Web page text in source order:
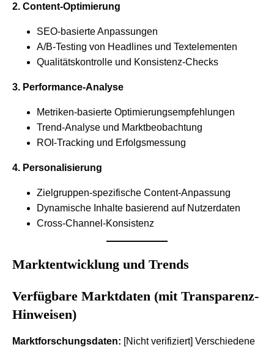
2. Content-Optimierung
SEO-basierte Anpassungen
A/B-Testing von Headlines und Textelementen
Qualitätskontrolle und Konsistenz-Checks
3. Performance-Analyse
Metriken-basierte Optimierungsempfehlungen
Trend-Analyse und Marktbeobachtung
ROI-Tracking und Erfolgsmessung
4. Personalisierung
Zielgruppen-spezifische Content-Anpassung
Dynamische Inhalte basierend auf Nutzerdaten
Cross-Channel-Konsistenz
Marktentwicklung und Trends
Verfügbare Marktdaten (mit Transparenz-
Hinweisen)
Marktforschungsdaten: [Nicht verifiziert] Verschiedene